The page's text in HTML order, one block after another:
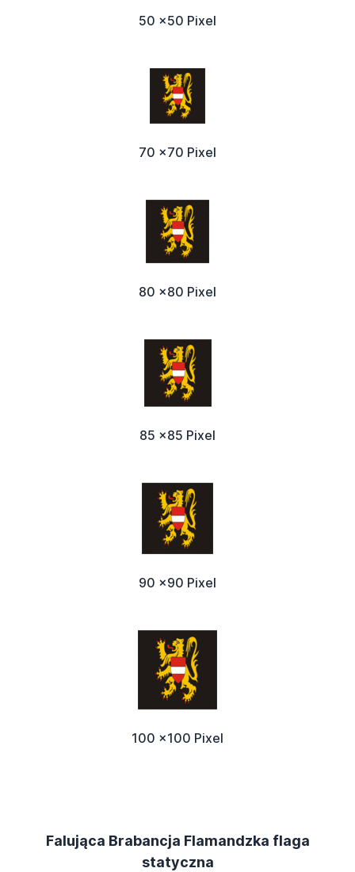
50 x50 Pixel
70 x70 Pixel
80 x80 Pixel
85 x85 Pixel
90 x90 Pixel
100 x100 Pixel
Falująca Brabancja Flamandzka flaga
statyczna